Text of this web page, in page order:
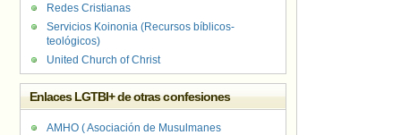
Redes Cristianas
Servicios Koinonia (Recursos bíblicos-
teológicos)
United Church of Christ
Enlaces LGTBI+ de otras confesiones
AMHO ( Asociación de Musulmanes